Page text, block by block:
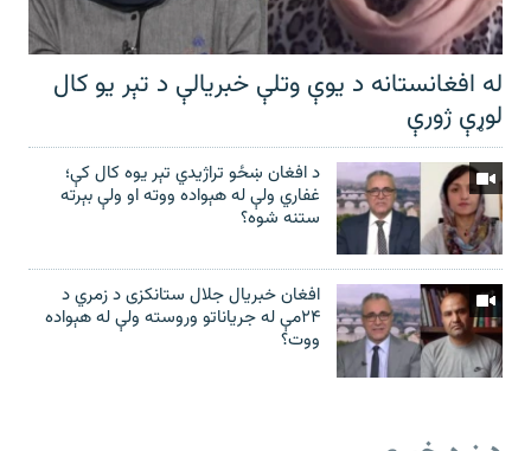
له افغانستانه د یوې وتلې خبریالې د تېر يو کال
لوړې ژورې
د افغان ښځو تراژیدي تېر یوه کال کې؛
غفاري ولې له هېواده ووته او ولې بېرته
ستنه شوه؟
افغان خبریال جلال ستانکزی د زمري د
۲۴مې له جریاناتو وروسته ولې له هېواده
ووت؟